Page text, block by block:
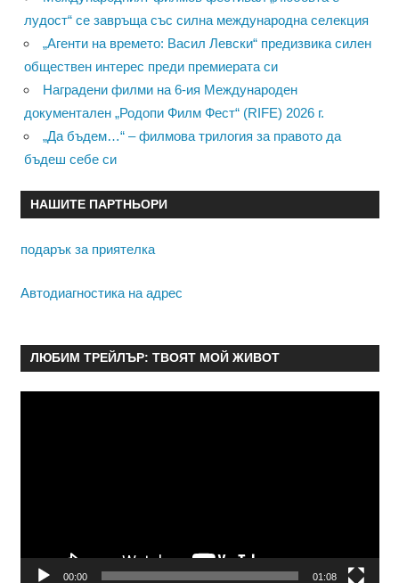
лудост“ се завръща със силна международна селекция
„Агенти на времето: Васил Левски“ предизвика силен
обществен интерес преди премиерата си
Наградени филми на 6-ия Международен
документален „Родопи Филм Фест“ (RIFE) 2026 г.
„Да бъдем…“ – филмова трилогия за правото да
бъдеш себе си
НАШИТЕ ПАРТНЬОРИ
подарък за приятелка
Автодиагностика на адрес
ЛЮБИМ ТРЕЙЛЪР: ТВОЯТ МОЙ ЖИВОТ
00:00 01:08